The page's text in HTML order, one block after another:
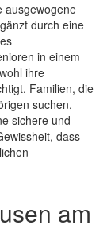
ausgewogene
durch eine
in einem
ihre
Familien, die
suchen,
sichere und
dass
am